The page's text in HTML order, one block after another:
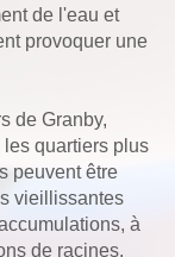
de l'eau et
provoquer une
de Granby,
quartiers plus
peuvent être
vieillissantes
à
de racines.